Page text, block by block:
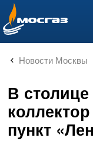
info@mos-gaz.ru
Новости Москвы
В
пункт